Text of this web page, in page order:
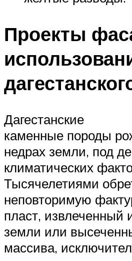
Проекты
Дагестанские
каменные породы
недрах земли, под
климатических
Тысячелетиями
неповторимую
пласт, извлеченный
земли или
массива,